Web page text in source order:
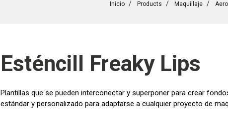
Inicio Products Maquillaje
Esténcill Freaky Lips
Plantillas que se pueden interconectar y superponer para crear
estándar y personalizado para adaptarse a cualquier proyecto de